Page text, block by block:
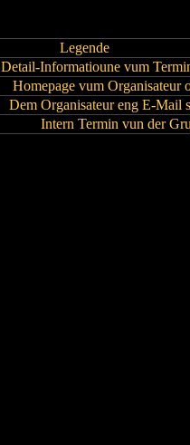
Legende
Detail-Informatioune vum
Homepage vum Organisateur
Dem Organisateur eng E-Mail
Intern Termin vun der